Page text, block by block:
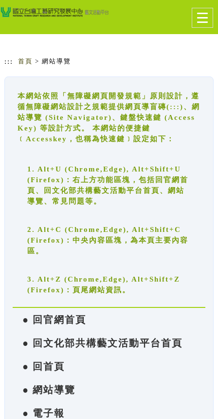
跳到主要內容
網站導覽
::: 首頁 > 網站導覽
本網站依照「無障礙網頁開發規範」原則設計，遵
循無障礙網站設計之規範提供網頁導盲磚(:::)、網
站導覽 (Site Navigator)、鍵盤快速鍵 (Access
Key) 等設計方式。 本網站的便捷鍵
﹝Accesskey，也稱為快速鍵﹞設定如下：
1. Alt+U (Chrome,Edge), Alt+Shift+U
(Firefox)：右上方功能區塊，包括回官網首
頁、回文化部共構藝文活動平台首頁、網站
導覽、常見問題等。
2. Alt+C (Chrome,Edge), Alt+Shift+C
(Firefox)：中央內容區塊，為本頁主要內容
區。
3. Alt+Z (Chrome,Edge), Alt+Shift+Z
(Firefox)：頁尾網站資訊。
● 回官網首頁
● 回文化部共構藝文活動平台首頁
● 回首頁
● 網站導覽
● 電子報